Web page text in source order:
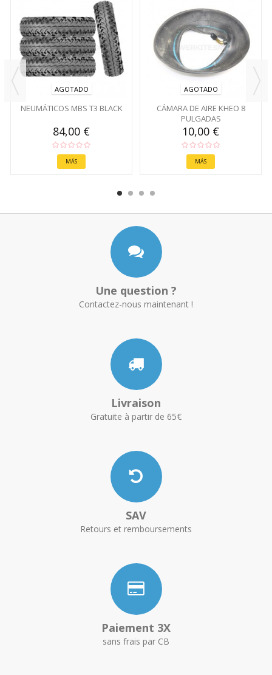
AGOTADO
NEUMÁTICOS MBS T3 BLACK
84,00 €
MÁS
AGOTADO
CÁMARA DE AIRE KHEO 8
PULGADAS
10,00 €
MÁS
Une question ?
Contactez-nous maintenant !
Livraison
Gratuite à partir de 65€
SAV
Retours et remboursements
Paiement 3X
sans frais par CB